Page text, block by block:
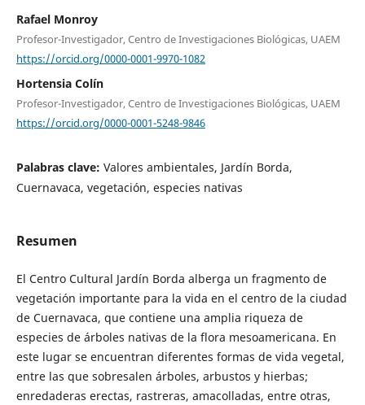
Rafael Monroy
Profesor-Investigador, Centro de Investigaciones Biológicas, UAEM
https://orcid.org/0000-0001-9970-1082
Hortensia Colín
Profesor-Investigador, Centro de Investigaciones Biológicas, UAEM
https://orcid.org/0000-0001-5248-9846
Palabras clave: Valores ambientales, Jardín Borda,
Cuernavaca, vegetación, especies nativas
Resumen
El Centro Cultural Jardín Borda alberga un fragmento de
vegetación importante para la vida en el centro de la ciudad
de Cuernavaca, que contiene una amplia riqueza de
especies de árboles nativas de la flora mesoamericana. En
este lugar se encuentran diferentes formas de vida vegetal,
entre las que sobresalen árboles, arbustos y hierbas;
enredaderas erectas, rastreras, amacolladas, entre otras,